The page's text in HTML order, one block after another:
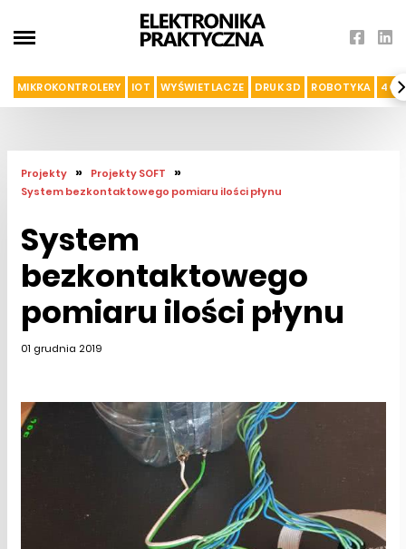
MIKROKONTROLERY IOT WYŚWIETLACZE DRUK 3D ROBOTYKA 4G I
Projekty » Projekty SOFT »
System bezkontaktowego pomiaru ilości płynu
System
bezkontaktowego
pomiaru ilości płynu
01 grudnia 2019